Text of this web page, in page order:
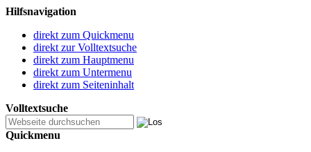
Hilfsnavigation
direkt zum Quickmenu
direkt zur Volltextsuche
direkt zum Hauptmenu
direkt zum Untermenu
direkt zum Seiteninhalt
Volltextsuche
Quickmenu